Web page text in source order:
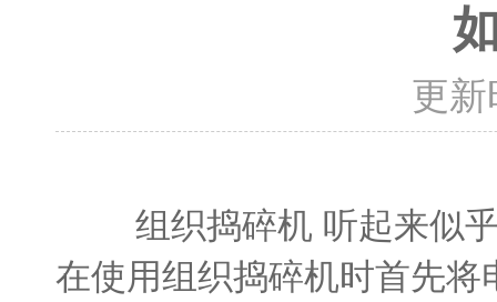
更新
组织捣碎机 听起来似乎
在使用组织捣碎机时首先